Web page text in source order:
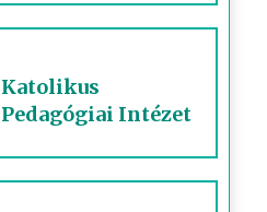
Katolikus
Pedagógiai Intézet